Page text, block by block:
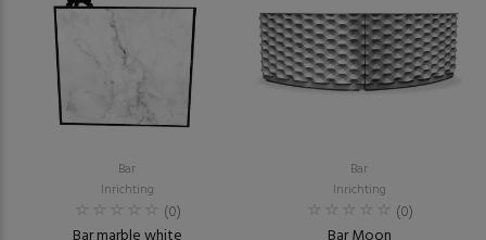
Bar
Inrichting
(0)
Bar
Inrichting
(0)